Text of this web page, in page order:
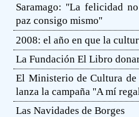
Saramago: ''La felicidad
paz consigo mismo''
2008: el año en que la
La Fundación El Libro
El Ministerio de Cultura
lanza la campaña ''A mí
Las Navidades de Borges